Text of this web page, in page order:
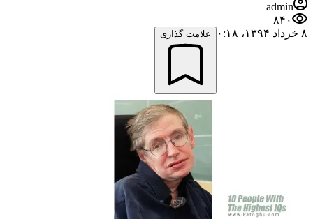
admin
۸۴۰
۸ خرداد ۱۳۹۴،‏ ۰:۱۸
علامت گذاری